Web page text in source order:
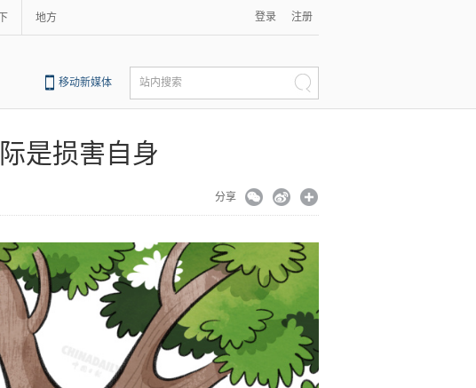
地方 登录 注册
移动新媒体 站内搜索
是损害自身
分享